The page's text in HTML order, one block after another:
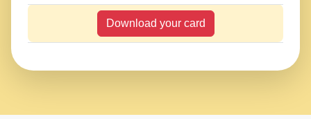
Download your card